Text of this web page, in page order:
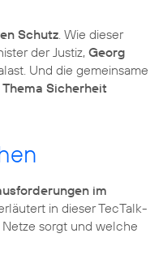
Schutz. Wie dieser
der Justiz, Georg
Und die gemeinsame
Sicherheit
im
in dieser TecTalk-
sorgt und welche